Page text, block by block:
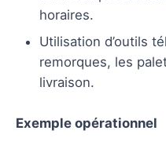
horaires.
Utilisation d’outils
remorques, les
livraison.
Exemple opérationnel